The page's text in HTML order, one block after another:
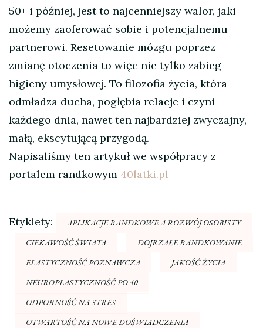
50+ i później, jest to najcenniejszy walor, jaki
możemy zaoferować sobie i potencjalnemu
partnerowi. Resetowanie mózgu poprzez
zmianę otoczenia to więc nie tylko zabieg
higieny umysłowej. To filozofia życia, która
odmładza ducha, pogłębia relacje i czyni
każdego dnia, nawet ten najbardziej zwyczajny,
małą, ekscytującą przygodą.
Napisaliśmy ten artykuł we współpracy z
portalem randkowym 40latki.pl
Etykiety:
APLIKACJE RANDKOWE A ROZWÓJ OSOBISTY
CIEKAWOŚĆ ŚWIATA
DOJRZAŁE RANDKOWANIE
ELASTYCZNOŚĆ POZNAWCZA
JAKOŚĆ ŻYCIA
NEUROPLASTYCZNOŚĆ PO 40
ODPORNOŚĆ NA STRES
OTWARTOŚĆ NA NOWE DOŚWIADCZENIA